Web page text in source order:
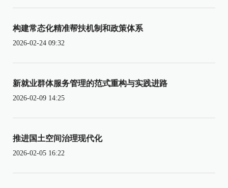
构建常态化精准帮扶机制和政策体系
2026-02-24 09:32
新就业群体服务管理的范式重构与实践进路
2026-02-09 14:25
推进国土空间治理现代化
2026-02-05 16:22